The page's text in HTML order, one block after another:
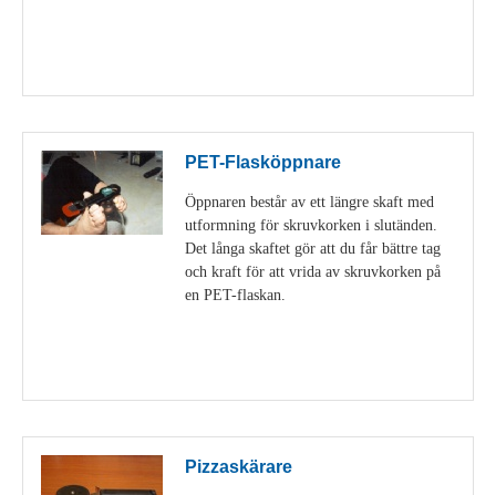
PET-Flasköppnare
Öppnaren består av ett längre skaft med
utformning för skruvkorken i slutänden.
Det långa skaftet gör att du får bättre tag
och kraft för att vrida av skruvkorken på
en PET-flaskan.
Pizzaskärare